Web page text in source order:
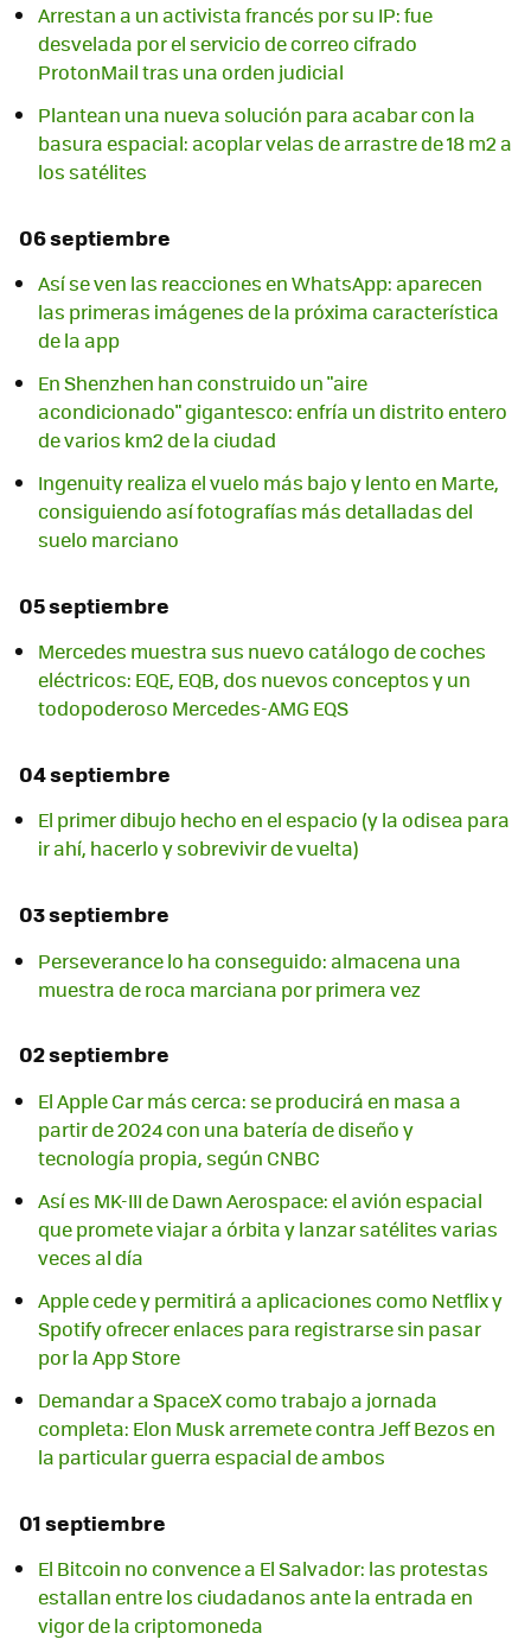
Arrestan a un activista francés por su IP: fue
desvelada por el servicio de correo cifrado
ProtonMail tras una orden judicial
Plantean una nueva solución para acabar con la
basura espacial: acoplar velas de arrastre de 18 m2 a
los satélites
06 septiembre
Así se ven las reacciones en WhatsApp: aparecen
las primeras imágenes de la próxima característica
de la app
En Shenzhen han construido un "aire
acondicionado" gigantesco: enfría un distrito entero
de varios km2 de la ciudad
Ingenuity realiza el vuelo más bajo y lento en Marte,
consiguiendo así fotografías más detalladas del
suelo marciano
05 septiembre
Mercedes muestra sus nuevo catálogo de coches
eléctricos: EQE, EQB, dos nuevos conceptos y un
todopoderoso Mercedes-AMG EQS
04 septiembre
El primer dibujo hecho en el espacio (y la odisea para
ir ahí, hacerlo y sobrevivir de vuelta)
03 septiembre
Perseverance lo ha conseguido: almacena una
muestra de roca marciana por primera vez
02 septiembre
El Apple Car más cerca: se producirá en masa a
partir de 2024 con una batería de diseño y
tecnología propia, según CNBC
Así es MK-III de Dawn Aerospace: el avión espacial
que promete viajar a órbita y lanzar satélites varias
veces al día
Apple cede y permitirá a aplicaciones como Netflix y
Spotify ofrecer enlaces para registrarse sin pasar
por la App Store
Demandar a SpaceX como trabajo a jornada
completa: Elon Musk arremete contra Jeff Bezos en
la particular guerra espacial de ambos
01 septiembre
El Bitcoin no convence a El Salvador: las protestas
estallan entre los ciudadanos ante la entrada en
vigor de la criptomoneda